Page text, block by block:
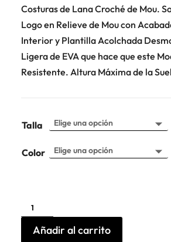
Costuras de Lana Croché de Mou.
Logo en Relieve de Mou con
Interior y Plantilla Acolchada
Ligera de EVA que hace que este
Resistente. Altura Máxima de la
Talla
Color
Botin
Eskimo
jogger
Mou
cantidad
Añadir al carrito